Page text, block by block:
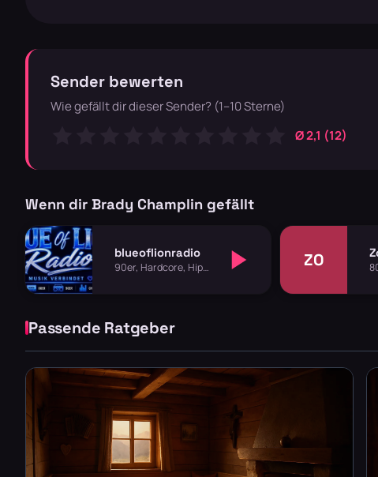
Sender bewerten
Wie gefällt dir dieser Sender? (1–10 Sterne)
Ø 2,1 (12)
Wenn dir Brady Champlin gefällt
blueoflionradio
90er, Hardcore, Hip
ZO
Passende Ratgeber